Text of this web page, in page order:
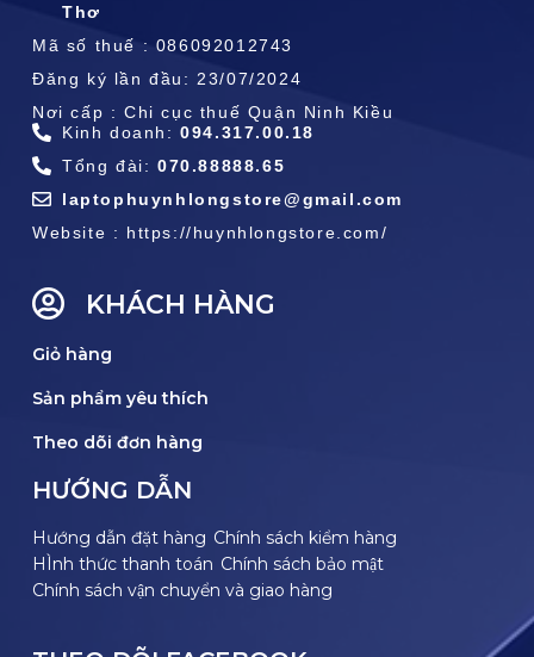
Thơ
Mã số thuế : 086092012743
Đăng ký lần đầu: 23/07/2024
Nơi cấp : Chi cục thuế Quận Ninh Kiều
Kinh doanh:094.317.00.18
Tổng đài: 070.88888.65
laptophuynhlongstore@gmail.com
Website : https://huynhlongstore.com/
KHÁCH HÀNG
Giỏ hàng
Sản phẩm yêu thích
Theo dõi đơn hàng
HƯỚNG DẪN
Hướng dẫn đặt hàng Chính sách kiểm hàng
HÌnh thức thanh toán Chính sách bảo mật
Chính sách vận chuyển và giao hàng